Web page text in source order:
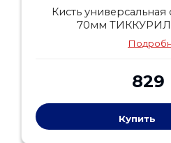
Кисть универсальная
70мм
829
Купить